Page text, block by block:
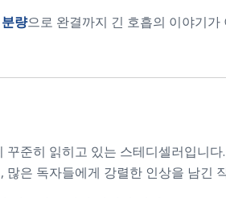
량으로 완결까지 긴 호흡의 이야기가
꾸준히 읽히고 있는 스테디셀러입니다.
은 독자들에게 강렬한 인상을 남긴